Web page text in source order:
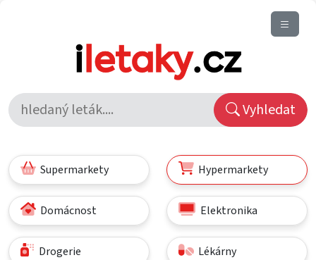
Vyhledat
Supermarkety Hypermarkety
Domácnost Elektronika
Drogerie Lékárny